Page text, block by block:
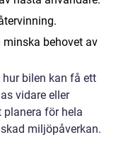
behovet av
bilen kan få ett
vidare eller
för hela
miljöpåverkan.